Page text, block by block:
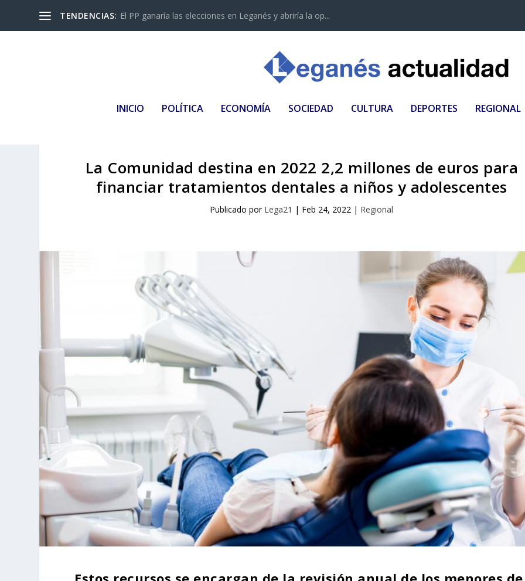
TENDENCIAS: El PP ganaría las elecciones en Leganés y abriría la op...
INICIO POLÍTICA ECONOMÍA SOCIEDAD CULTURA DEPORTES REGIONAL
La Comunidad destina en 2022 2,2 millones de euros para
financiar tratamientos dentales a niños y adolescentes
Publicado por Lega21 | Feb 24, 2022 | Regional